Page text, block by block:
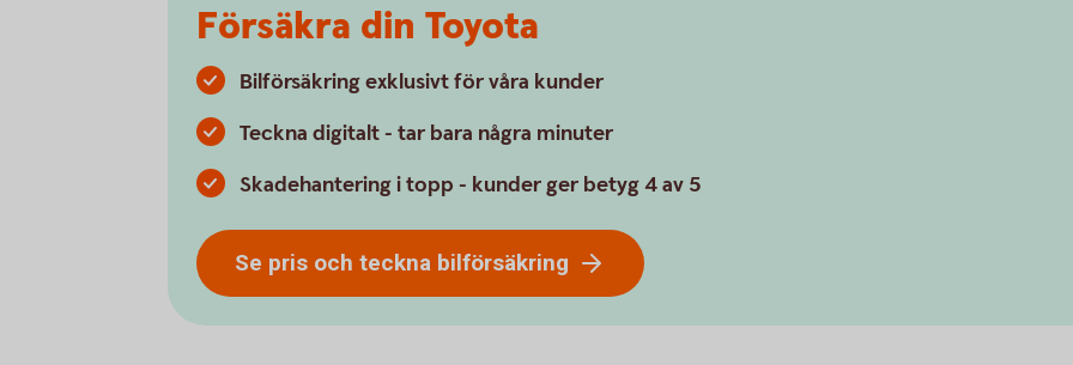
Försäkra din Toyota
Bilförsäkring exklusivt för våra kunder
Teckna digitalt - tar bara några minuter
Skadehantering i topp - kunder ger betyg 4 av 5
Se pris och teckna bilförsäkring